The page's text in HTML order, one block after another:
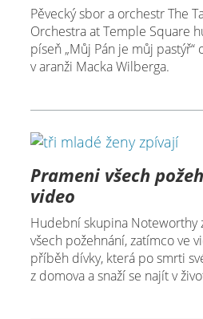
Pěvecký sbor a orchestr The
Orchestra at Temple Square
píseň „Můj Pán je můj pastýř“
v aranži Macka Wilberga.
Prameni všech
video
Hudební skupina Noteworthy
všech požehnání, zatímco ve
příběh dívky, která po smrti
z domova a snaží se najít v